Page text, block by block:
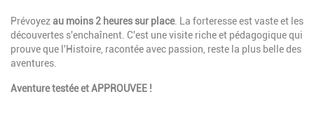
Description
Prévoyezau moins 2 heures sur place. La forteresse est vaste et les
découvertes s'enchaînent. C'est une visite riche et pédagogique qui
prouve que l'Histoire, racontée avec passion, reste la plus belle des
aventures.
Aventure testée et APPROUVEE !